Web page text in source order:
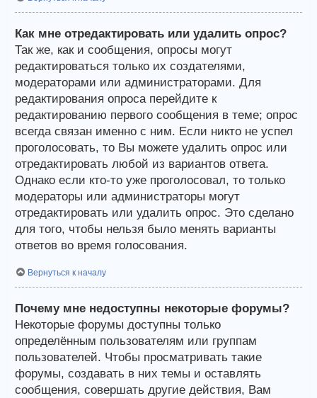
Как мне отредактировать или удалить опрос?
Так же, как и сообщения, опросы могут
редактироваться только их создателями,
модераторами или администраторами. Для
редактирования опроса перейдите к
редактированию первого сообщения в теме; опрос
всегда связан именно с ним. Если никто не успел
проголосовать, то Вы можете удалить опрос или
отредактировать любой из вариантов ответа.
Однако если кто-то уже проголосовал, то только
модераторы или администраторы могут
отредактировать или удалить опрос. Это сделано
для того, чтобы нельзя было менять варианты
ответов во время голосования.
Вернуться к началу
Почему мне недоступны некоторые форумы?
Некоторые форумы доступны только
определённым пользователям или группам
пользователей. Чтобы просматривать такие
форумы, создавать в них темы и оставлять
сообщения, совершать другие действия, Вам